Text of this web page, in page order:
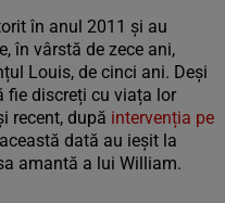
în anul 2011 și au
în vârstă de zece ani,
Louis, de cinci ani. Deși
fie discreți cu viața lor
recent, după intervenția pe
dată au ieșit la
amantă a lui William.